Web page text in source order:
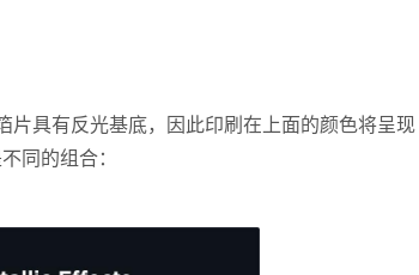
具有反光基底，因此印刷在上面的颜色将呈现
同的组合：